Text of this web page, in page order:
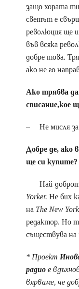
защо хората
светът е
революция ще
във всяка
добре това.
ако не го
Ако трябва
списание,кое
– Не мисля за
Добре де, ако
ще си купите?
– Най-
Yorker. Не бих
на The New
редактор. Но
съществува на
* Проект
радиое
вярваме, че